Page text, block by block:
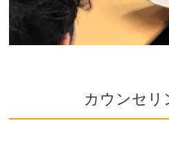
カウンセリ